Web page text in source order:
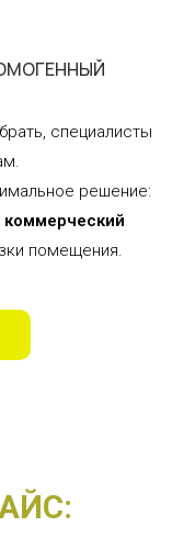
специалисты
решение:
помещения.